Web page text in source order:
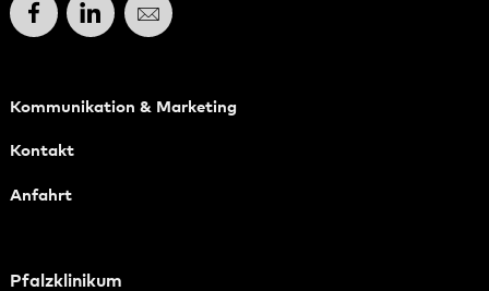
FacebookLinkedInE-Mail
Kommunikation & Marketing
Kontakt
Anfahrt
Pfalzklinikum